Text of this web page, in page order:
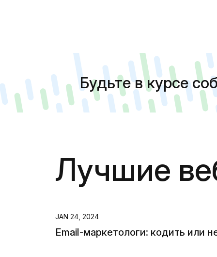
Будьте в курсе
Лучшие
JAN 24, 2024
Email-маркетологи: кодить или